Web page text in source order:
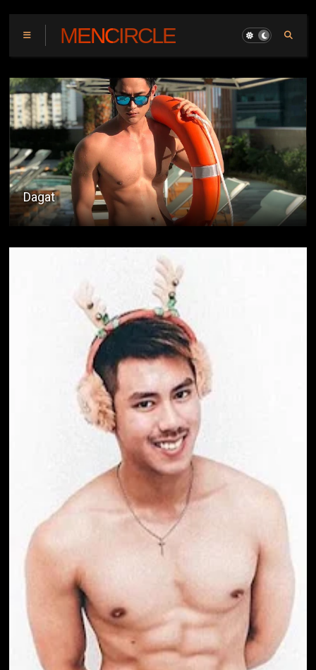
MENCIRCLE
Pagnanasa Kay Henry